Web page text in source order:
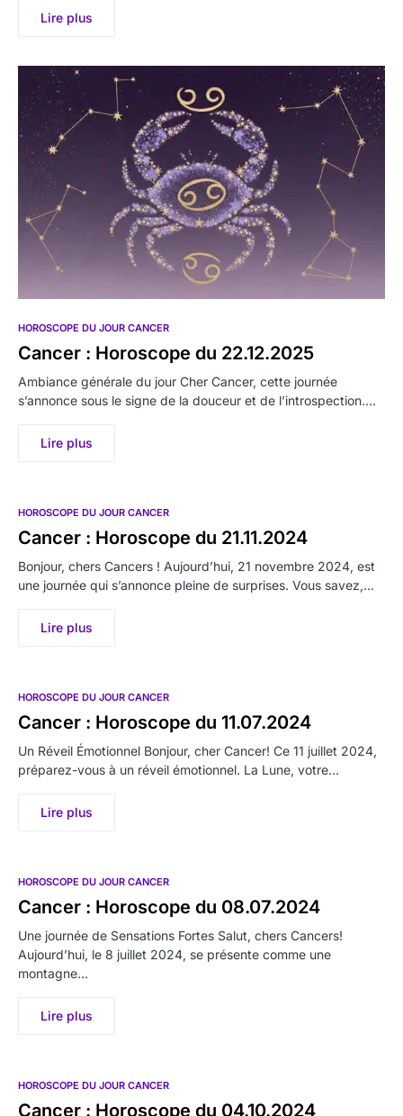
Lire plus
HOROSCOPE DU JOUR CANCER
Cancer : Horoscope du 22.12.2025
Ambiance générale du jour Cher Cancer, cette journée
s’annonce sous le signe de la douceur et de l’introspection.…
Lire plus
HOROSCOPE DU JOUR CANCER
Cancer : Horoscope du 21.11.2024
Bonjour, chers Cancers ! Aujourd’hui, 21 novembre 2024, est
une journée qui s’annonce pleine de surprises. Vous savez,…
Lire plus
HOROSCOPE DU JOUR CANCER
Cancer : Horoscope du 11.07.2024
Un Réveil Émotionnel Bonjour, cher Cancer! Ce 11 juillet 2024,
préparez-vous à un réveil émotionnel. La Lune, votre…
Lire plus
HOROSCOPE DU JOUR CANCER
Cancer : Horoscope du 08.07.2024
Une journée de Sensations Fortes Salut, chers Cancers!
Aujourd’hui, le 8 juillet 2024, se présente comme une
montagne…
Lire plus
HOROSCOPE DU JOUR CANCER
Cancer : Horoscope du 04.10.2024